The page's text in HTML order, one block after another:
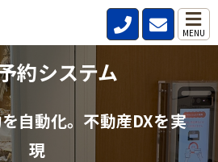
MENU
約システム
自動化。不動産DXを実
現
仲介会社の内見確認の
間を削減
ムで確認。電話、FAXの手間をなくし